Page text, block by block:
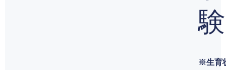
験
※生育